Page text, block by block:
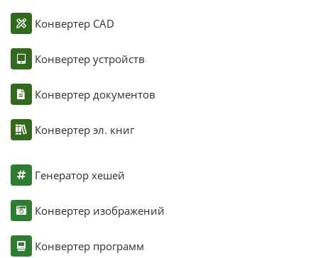
Конвертер CAD
Конвертер устройств
Конвертер документов
Конвертер эл. книг
Генератор хешей
Конвертер изображений
Конвертер программ